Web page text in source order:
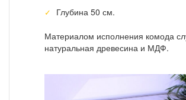
Глубина 50 см.
Материалом исполнения комода
натуральная древесина и МДФ.